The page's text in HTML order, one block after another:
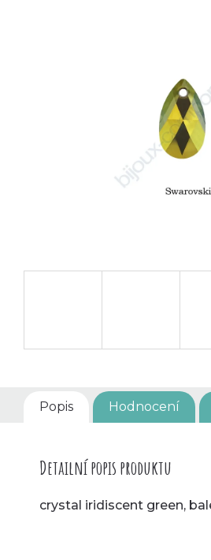
Popis Hodnocení
Detailní popis produktu
crystal iridiscent green,